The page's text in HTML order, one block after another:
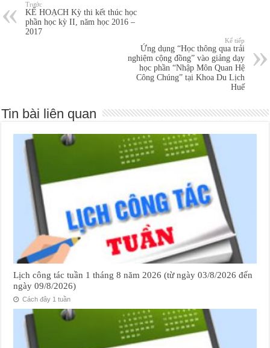
Trước
KẾ HOẠCH Kỳ thi kết thúc học
phần học kỳ II, năm học 2016 –
2017
Kế tiếp
Ứng dụng “Học thông qua trải
nghiệm cộng đồng” vào giảng dạy
học phần “Nhập Môn Quan Hệ
Công Chúng” tại Khoa Du Lịch
Huế
Tin bài liên quan
Lịch công tác tuần 1 tháng 8 năm 2026 (từ ngày 03/8/2026 đến
ngày 09/8/2026)
Cách đây 1 tuần